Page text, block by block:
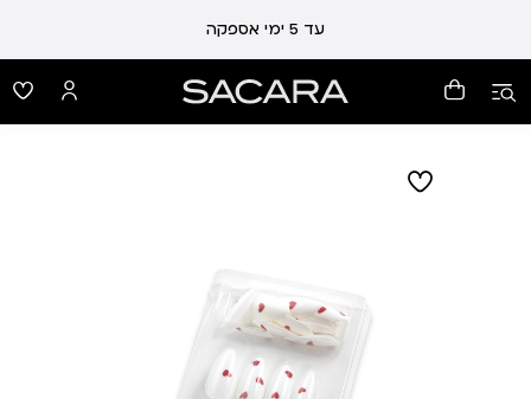
עד 5 ימי אספקה